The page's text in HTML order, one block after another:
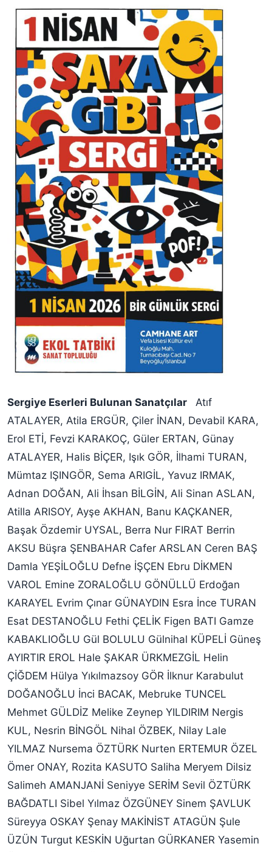
Sergiye Eserleri Bulunan Sanatçılar
Atıf
ATALAYER, Atila ERGÜR, Çiler İNAN, Devabil KARA,
Erol ETİ, Fevzi KARAKOÇ, Güler ERTAN, Günay
ATALAYER, Halis BİÇER, Işık GÖR, İlhami TURAN,
Mümtaz IŞINGÖR, Sema ARIGİL, Yavuz IRMAK,
Adnan DOĞAN, Ali İhsan BİLGİN, Ali Sinan ASLAN,
Atilla ARISOY, Ayşe AKHAN, Banu KAÇKANER,
Başak Özdemir UYSAL, Berra Nur FIRAT Berrin
AKSU Büşra ŞENBAHAR Cafer ARSLAN Ceren BAŞ
Damla YEŞİLOĞLU Defne İŞÇEN Ebru DİKMEN
VAROL Emine ZORALOĞLU GÖNÜLLÜ Erdoğan
KARAYEL Evrim Çınar GÜNAYDIN Esra İnce TURAN
Esat DESTANOĞLU Fethi ÇELİK Figen BATI Gamze
KABAKLIOĞLU Gül BOLULU Gülnihal KÜPELİ Güneş
AYIRTIR EROL Hale ŞAKAR ÜRKMEZGİL Helin
ÇİĞDEM Hülya Yıkılmazsoy GÖR İlknur Karabulut
DOĞANOĞLU İnci BACAK, Mebruke TUNCEL
Mehmet GÜLDİZ Melike Zeynep YILDIRIM Nergis
KUL, Nesrin BİNGÖL Nihal ÖZBEK, Nilay Lale
YILMAZ Nursema ÖZTÜRK Nurten ERTEMUR ÖZEL
Ömer ONAY, Rozita KASUTO Saliha Meryem Dilsiz
Salimeh AMANJANİ Seniyye SERİM Sevil ÖZTÜRK
BAĞDATLI Sibel Yılmaz ÖZGÜNEY Sinem ŞAVLUK
Süreyya OSKAY Şenay MAKİNİST ATAGÜN Şule
ÜZÜN Turgut KESKİN Uğurtan GÜRKANER Yasemin